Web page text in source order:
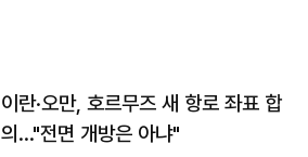
이란·오만, 호르무즈 새 항로 좌표 합
의…"전면 개방은 아냐"